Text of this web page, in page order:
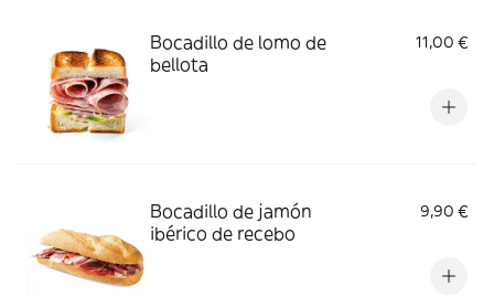
Bocadillo de lomo de
bellota
11,00 €
Bocadillo de jamón
ibérico de recebo
9,90 €